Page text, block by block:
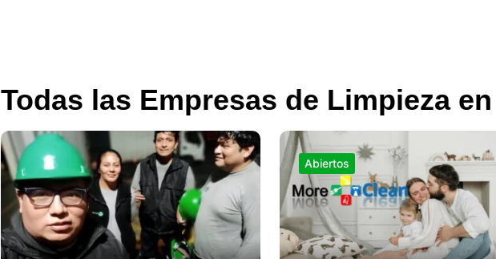
Todas las Empresas de Limpieza
Abiertos